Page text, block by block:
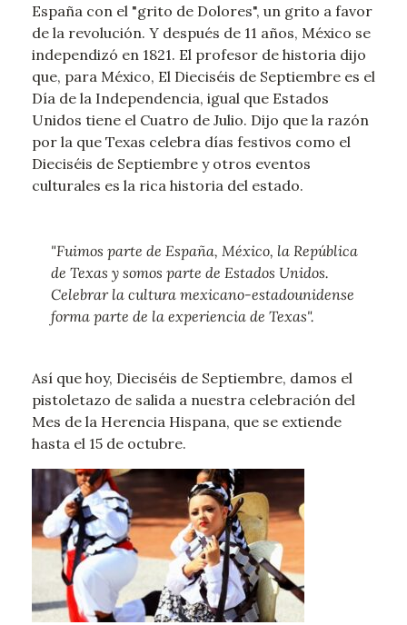
España con el "grito de Dolores", un grito a favor
de la revolución. Y después de 11 años, México se
independizó en 1821. El profesor de historia dijo
que, para México, El Dieciséis de Septiembre es el
Día de la Independencia, igual que Estados
Unidos tiene el Cuatro de Julio. Dijo que la razón
por la que Texas celebra días festivos como el
Dieciséis de Septiembre y otros eventos
culturales es la rica historia del estado.
"Fuimos parte de España, México, la República
de Texas y somos parte de Estados Unidos.
Celebrar la cultura mexicano-estadounidense
forma parte de la experiencia de Texas".
Así que hoy, Dieciséis de Septiembre, damos el
pistoletazo de salida a nuestra celebración del
Mes de la Herencia Hispana, que se extiende
hasta el 15 de octubre.